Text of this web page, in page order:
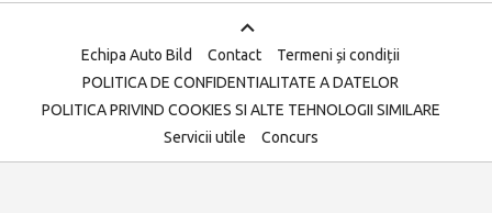
Echipa Auto Bild Contact
Termeni și condiții
POLITICA DE CONFIDENTIALITATE A DATELOR
POLITICA PRIVIND COOKIES SI ALTE TEHNOLOGII SIMILARE
Servicii utile
Concurs